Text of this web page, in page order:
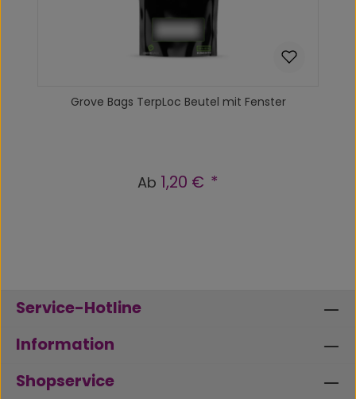
Grove Bags TerpLoc Beutel mit Fenster
Regulärer Preis:
Ab 1,20 €
Service-Hotline
Information
Shopservice